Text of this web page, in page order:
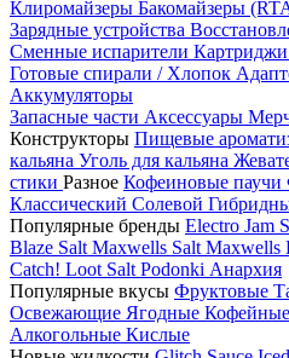
Клиромайзеры Бакомайзеры
Зарядные устройства
Сменные испарители Картриджи
Готовые спирали / Хлопок
Аккумуляторы
Запасные части Аксессуары
Конструкторы Пищевые
кальяна Уголь для кальяна
стики Разное Кофеиновые паучи
Классический Солевой
Популярные бренды Electro Jam
Blaze Salt Maxwells Salt Maxwells
Catch! Loot Salt Podonki Анархия
Популярные вкусы Фруктовые
Освежающие Ягодные Кофейные
Алкогольные Кислые